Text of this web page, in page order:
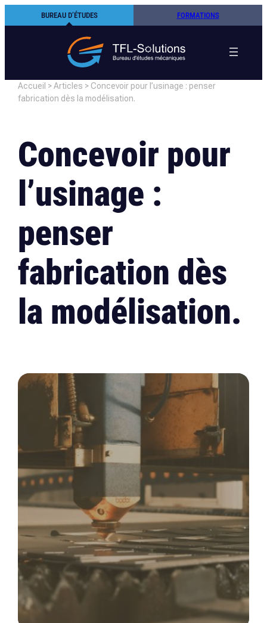
au
BUREAU D’ÉTUDES FORMATIONS
Accueil >Articles > Concevoir pour l’usinage : penser
fabrication dès la modélisation.
Concevoir pour
l’usinage :
penser
fabrication dès
la modélisation.